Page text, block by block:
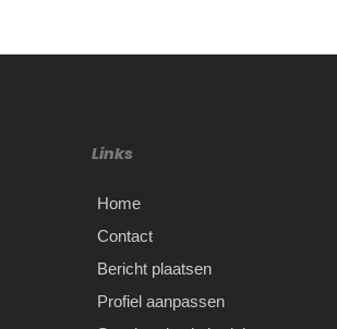
Links
Home
Contact
Bericht plaatsen
Profiel aanpassen